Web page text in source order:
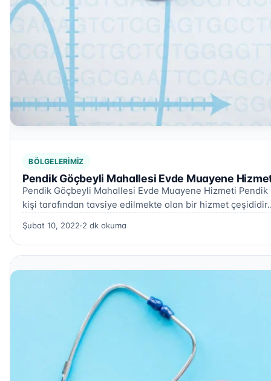
BÖLGELERIMIZ
Pendik Göçbeyli Mahallesi Evde Muayene
Pendik Göçbeyli Mahallesi Evde Muayene Hizmeti
kişi tarafından tavsiye edilmekte olan bir hizmet
Şubat 10, 2022·2 dk okuma